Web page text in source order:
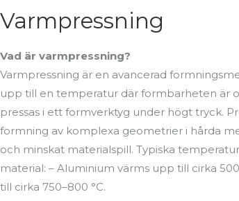
Varmpressning
Vad är varmpressning?
Varmpressning är en avancerad
upp till en temperatur där formbarheten är
pressas i ett formverktyg under högt tryck.
formning av komplexa geometrier i hårda
och minskat materialspill. Typiska
material: – Aluminium värms upp till cirka
till cirka 750–800 °C.